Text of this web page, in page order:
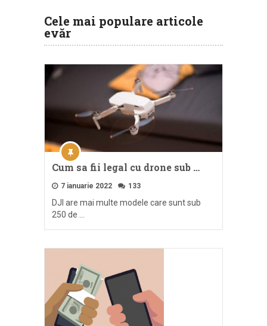
Cele mai populare articole
evăr
Cum sa fii legal cu drone sub …
7 ianuarie 2022 133
DJI are mai multe modele care sunt sub
250 de …